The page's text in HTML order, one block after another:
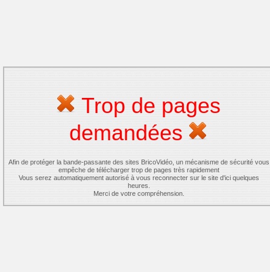
Trop de pages
demandées
Afin de protéger la bande-passante des sites BricoVidéo, un mécanisme de sécurité vous
empêche de télécharger trop de pages très rapidement
Vous serez automatiquement autorisé à vous reconnecter sur le site d'ici quelques
heures.
Merci de votre compréhension.